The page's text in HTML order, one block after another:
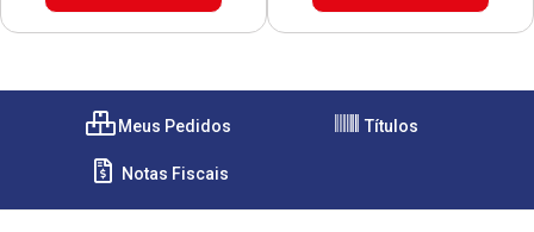
Meus Pedidos Títulos
Notas Fiscais